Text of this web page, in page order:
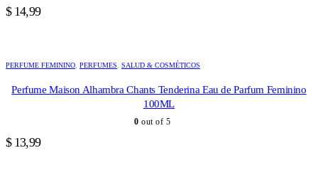
$14,99
PERFUME FEMININO PERFUMES SALUD & COSMÉTICOS
Perfume Maison Alhambra Chants Tenderina Eau de Parfum Feminino
100ML
0 out of 5
$13,99